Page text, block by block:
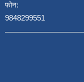
फोन:
9848299551